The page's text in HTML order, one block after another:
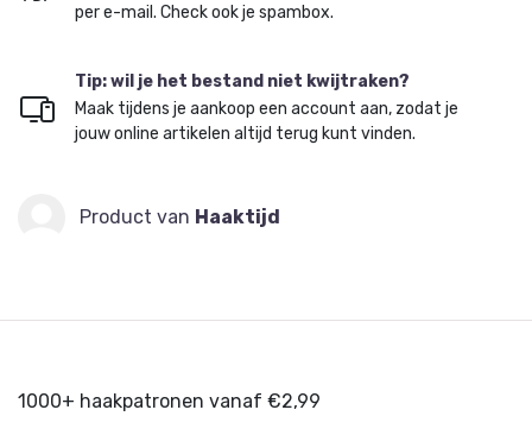
per e-mail. Check ook je spambox.
Tip: wil je het bestand niet kwijtraken?
Maak tijdens je aankoop een account aan, zodat je
jouw online artikelen altijd terug kunt vinden.
Product van Haaktijd
1000+ haakpatronen vanaf €2,99